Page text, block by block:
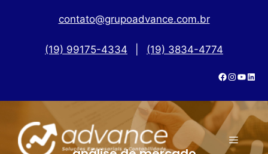
contato@grupoadvance.com.br
(19) 99175-4334 (19) 3834-4774